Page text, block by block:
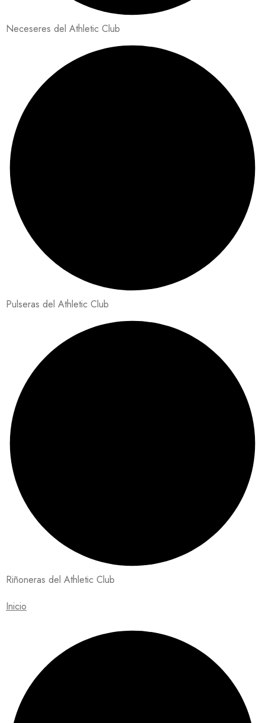
Neceseres del Athletic Club
Pulseras del Athletic Club
Riñoneras del Athletic Club
Inicio